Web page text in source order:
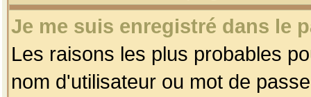
Je me suis enregistré dans le
Les raisons les plus probables
nom d'utilisateur ou mot de